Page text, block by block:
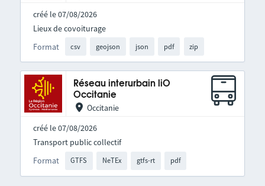
créé le 07/08/2026
Format csv geojson json pdf zip
Lieux de covoiturage
Réseau interurbain liO
Occitanie
Occitanie
créé le 07/08/2026
Format GTFS NeTEx gtfs-rt pdf
Transport public collectif